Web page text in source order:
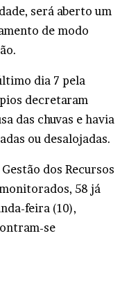
será aberto um
de modo
dia 7 pela
decretaram
das chuvas e havia
ou desalojadas.
dos Recursos
58 já
feira (10),
se